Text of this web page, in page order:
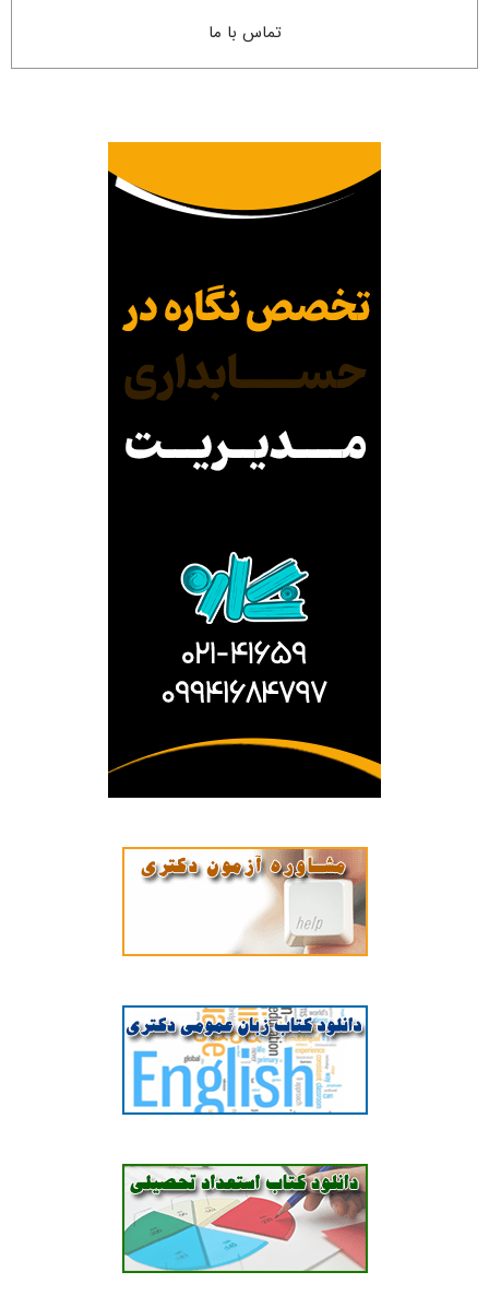
تماس با ما